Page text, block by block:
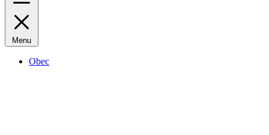
Menu
Obec